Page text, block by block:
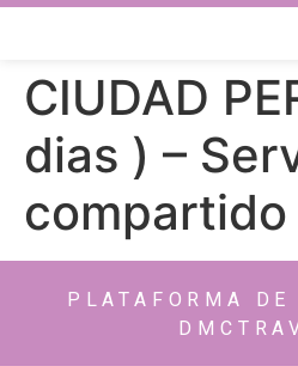
CIUDAD
dias ) –
compartido
PLATAFORMA